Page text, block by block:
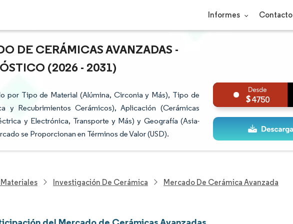
Informes Contacto
DE CERÁMICAS AVANZADAS -
(2026 - 2031)
por Tipo de Material (Alúmina, Circonia y Más), Tipo de
y Recubrimientos Cerámicos), Aplicación (Cerámicas
y Electrónica, Transporte y Más) y Geografía (Asia-
se Proporcionan en Términos de Valor (USD).
4750
Investigación De Cerámica Mercado De Cerámica Avanzada